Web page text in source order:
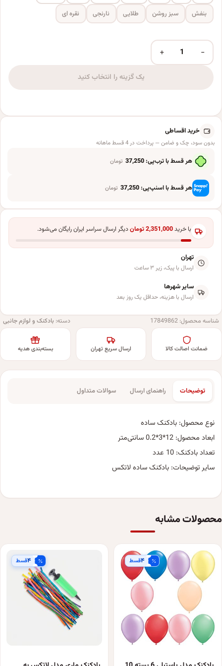
بنفش
سبز روشن طلایی نارنجی نقره ای
بادکنک لاتکس کد ۱۲ بسته ده عددی عدد
−
+
یک گزینه را انتخاب کنید
خرید اقساطی
بدون سود، چک و ضامن — پرداخت در 4 قسط ماهانه
هر قسط با ترب‌پی:37,250 تومان
هر قسط با اسنپ‌پی:37,250 تومان
با خرید2,351,000توماندیگر ارسال سراسر ایران رایگان می‌شود.
تهران
ارسال با پیک، زیر ۳ ساعت
سایر شهرها
ارسال با هزینه، حداقل یک روز بعد
شناسه محصول: 17849862 دسته: بادکنک و لوازم جانبی
ضمانت اصالت کالا ارسال سریع تهران بسته‌بندی هدیه
توضیحات راهنمای ارسال سوالات متداول
نوع محصول: بادکنک ساده
ابعاد محصول: 12*3*0.2 سانتی‌متر
تعداد بادکنک: 10 عدد
سایر توضیحات: بادکنک ساده لاتکس
محصولات مشابه
۴قسط ۴قسط